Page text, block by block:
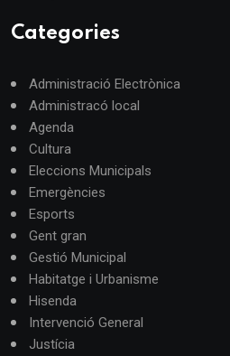
Categories
Administració Electrònica
Administracó local
Agenda
Cultura
Eleccions Municipals
Emergències
Esports
Gent gran
Gestió Municipal
Habitatge i Urbanisme
Hisenda
Intervenció General
Justícia